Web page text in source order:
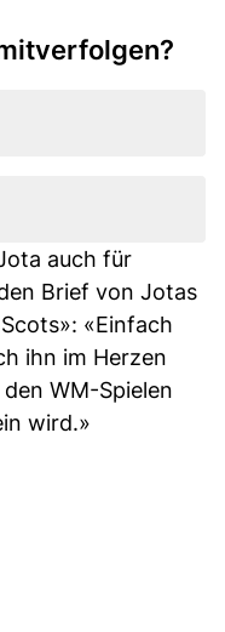
auch für
Brief von Jotas
«Einfach
ihn im Herzen
WM-Spielen
wird.»